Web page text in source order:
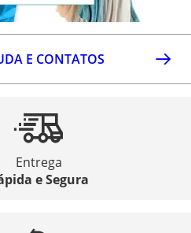
E CONTATOS
Entrega
e Segura